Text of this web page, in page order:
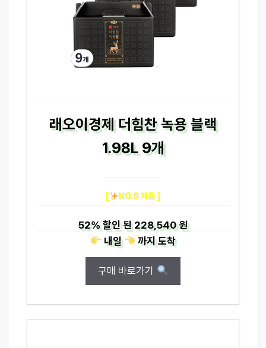
래오이경제 더힘찬 녹용 블랙
1.98L 9개
[ NO.9 제품 ]
52%할인 된228,540 원
내일
까지도착
구매 바로가기